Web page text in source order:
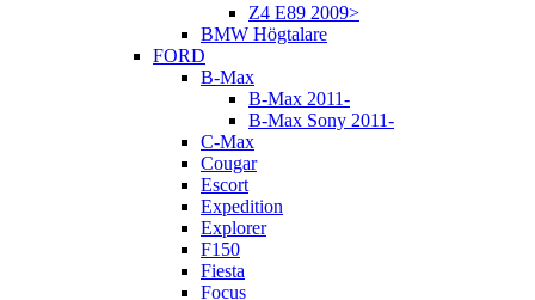
Z4 E89 2009>
BMW Högtalare
FORD
B-Max
B-Max 2011-
B-Max Sony 2011-
C-Max
Cougar
Escort
Expedition
Explorer
F150
Fiesta
Focus